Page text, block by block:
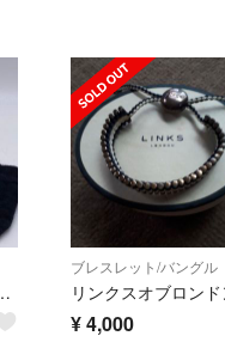
ト バングル no.71
ブレスレット/バングル
¥4,000